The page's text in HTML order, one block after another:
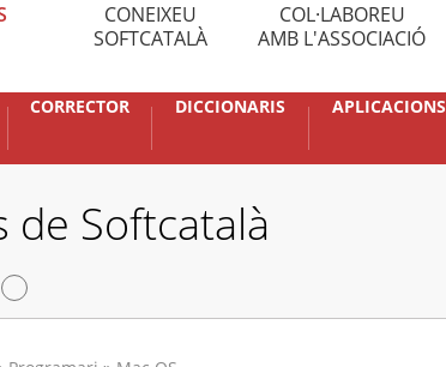
CONEIXEU
SOFTCATALÀ
COL·LABOREU
AMB L'ASSOCIACIÓ
CORRECTOR DICCIONARIS APLICACIONS
de Softcatalà